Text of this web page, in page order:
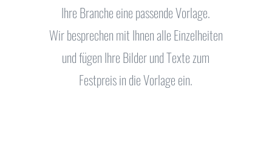
Ihre Branche eine passende Vorlage.
Wir besprechen mit Ihnen alle Einzelheiten
und fügen Ihre Bilder und Texte zum
Festpreis in die Vorlage ein.